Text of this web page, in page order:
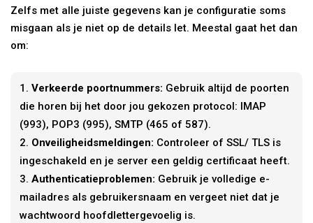
Zelfs met alle juiste gegevens kan je configuratie soms
misgaan als je niet op de details let. Meestal gaat het dan
om:
Verkeerde poortnummers: Gebruik altijd de poorten
die horen bij het door jou gekozen protocol: IMAP
(993), POP3 (995), SMTP (465 of 587).
Onveiligheidsmeldingen: Controleer of SSL/ TLS is
ingeschakeld en je server een geldig certificaat heeft.
Authenticatieproblemen: Gebruik je volledige e-
mailadres als gebruikersnaam en vergeet niet dat je
wachtwoord hoofdlettergevoelig is.